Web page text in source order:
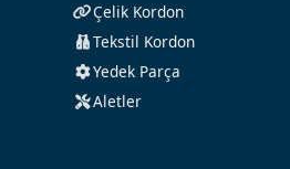
Çelik Kordon
Tekstil Kordon
Yedek Parça
Aletler